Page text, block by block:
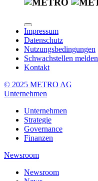
Impressum
Datenschutz
Nutzungsbedingungen
Schwachstellen melden
Kontakt
© 2025 METRO AG
Unternehmen
Unternehmen
Strategie
Governance
Finanzen
Newsroom
Newsroom